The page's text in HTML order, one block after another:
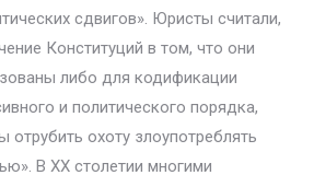
сдвигов». Юристы считали,
Конституций в том, что они
либо для кодификации
и политического порядка,
отрубить охоту злоупотреблять
В XX столетии многими